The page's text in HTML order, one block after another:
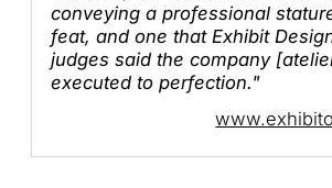
conveying a professional
feat, and one that Exhibit
judges said the company
executed to perfection."